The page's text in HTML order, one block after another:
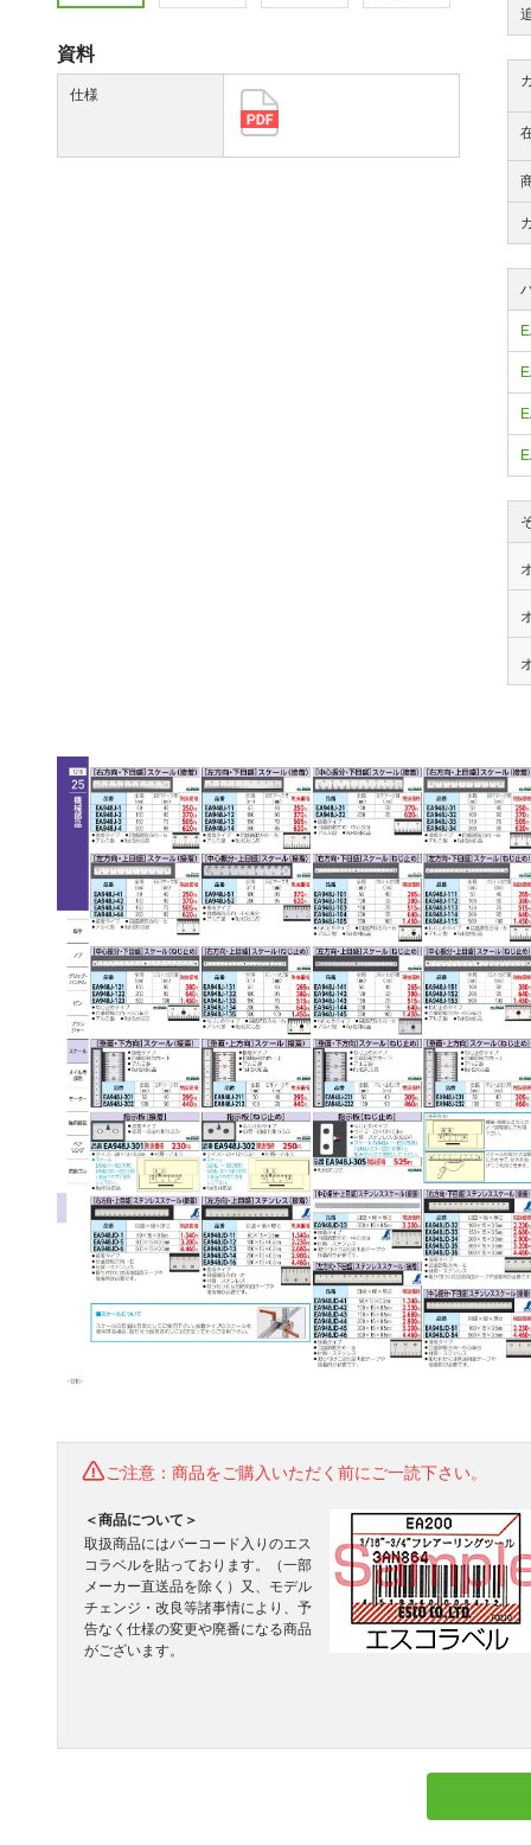
資料
仕様
ご注意：商品をご購入いただく前にご一読下さい。
＜商品について＞
取扱商品にはバーコード入りのエス
コラベルを貼っております。（一部
メーカー直送品を除く）又、モデル
チェンジ・改良等諸事情により、予
告なく仕様の変更や廃番になる商品
がございます。